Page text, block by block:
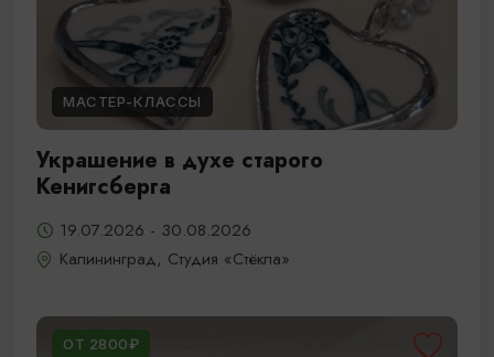
МАСТЕР-КЛАССЫ
Украшение в духе старого
Кенигсберга
19.07.2026 - 30.08.2026
Калининград, Студия «Стёкла»
ОТ 2800₽